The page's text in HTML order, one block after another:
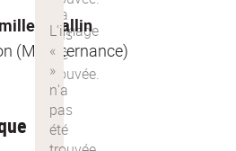
Rivallin
(M2 alternance)